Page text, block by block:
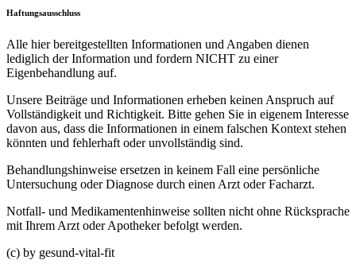
Haftungsausschluss
Alle hier bereitgestellten Informationen und Angaben dienen
lediglich der Information und fordern NICHT zu einer
Eigenbehandlung auf.
Unsere Beiträge und Informationen erheben keinen Anspruch auf
Vollständigkeit und Richtigkeit. Bitte gehen Sie in eigenem Interesse
davon aus, dass die Informationen in einem falschen Kontext stehen
könnten und fehlerhaft oder unvollständig sind.
Behandlungshinweise ersetzen in keinem Fall eine persönliche
Untersuchung oder Diagnose durch einen Arzt oder Facharzt.
Notfall- und Medikamentenhinweise sollten nicht ohne Rücksprache
mit Ihrem Arzt oder Apotheker befolgt werden.
(c) by gesund-vital-fit